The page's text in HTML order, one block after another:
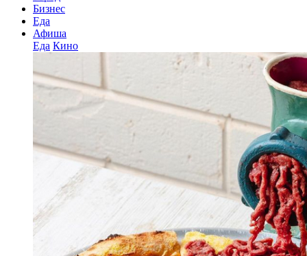
Бизнес
Еда
Афиша
Еда Кино